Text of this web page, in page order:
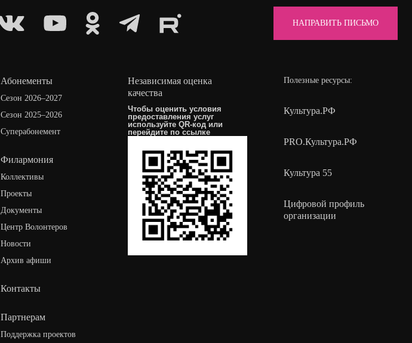
НАПРАВИТЬ ПИСЬМО
Абонементы
Сезон 2026–2027
Сезон 2025–2026
Суперабонемент
Филармония
Коллективы
Проекты
Документы
Центр Волонтеров
Новости
Архив афиши
Контакты
Партнерам
Поддержка проектов
Независимая оценка
качества
Чтобы оценить условия
предоставления услуг
используйте QR-код или
перейдите поссылке
Полезные ресурсы:
Культура.РФ
PRO.Культура.РФ
Культура 55
Цифровой профиль
организации